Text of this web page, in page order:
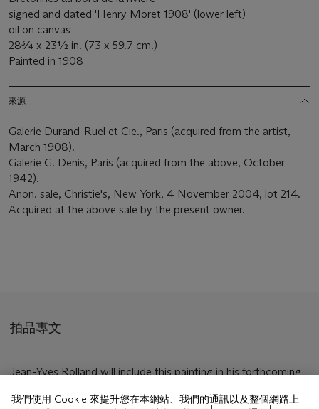
signed and dated 'Henry Moret 1908' (lower left)
oil on canvas
28¾ x 23½ in. (73 x 59.7 cm.)
Painted in 1908
來源
Galerie Durand-Ruel et Cie., Paris (acquired from the artist,
March 1908).
Galerie G. Denis, Paris (acquired from the above, October
1942).
Anon. sale, Christie's, New York, 4 November 2004, lot 214.
Acquired at the above sale by the present owner.
拍品專文
Jean-Yves Rolland will include this painting in his forthcoming
我們使用 Cookie 來提升您在本網站、我們的通訊以及整個網路上